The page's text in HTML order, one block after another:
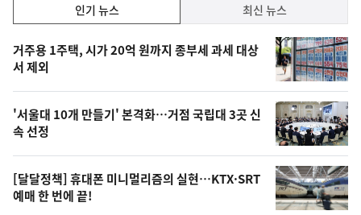
기,
최
신,
오
늘
의
영
상
인기 뉴스 최신 뉴스
인
기
뉴
스
거주용 1주택, 시가 20억 원까지 종부세 과세 대상
서 제외
'서울대 10개 만들기' 본격화…거점 국립대 3곳 신
속 선정
[달달정책] 휴대폰 미니멀리즘의 실현…KTX·SRT
예매 한 번에 끝!